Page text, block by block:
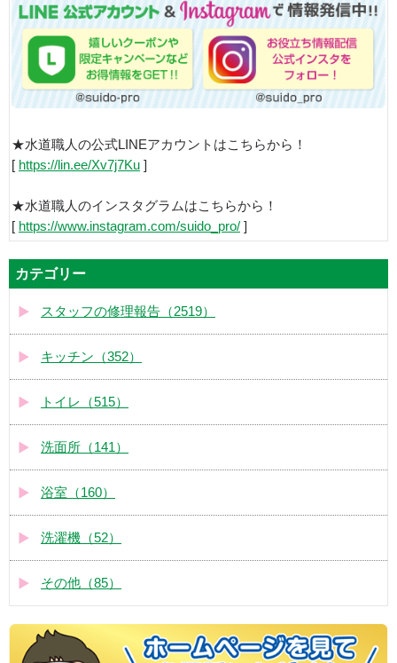
★水道職人の公式LINEアカウントはこちらから！
[ https://lin.ee/Xv7j7Ku ]
★水道職人のインスタグラムはこちらから！
[ https://www.instagram.com/suido_pro/ ]
カテゴリー
スタッフの修理報告（2519）
キッチン（352）
トイレ（515）
洗面所（141）
浴室（160）
洗濯機（52）
その他（85）